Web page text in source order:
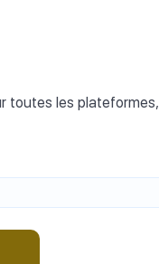
toutes les plateformes,